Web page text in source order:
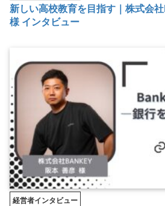
新しい高校教育を目指す｜株式会
様 インタビュー
経営者インタビュー